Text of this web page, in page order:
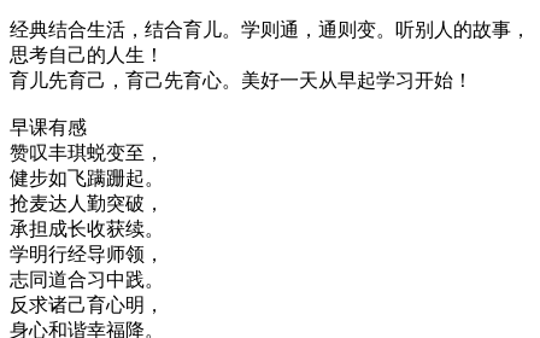
经典结合生活，结合育儿。学则通，通则变。听别人的故事，
思考自己的人生！
育儿先育己，育己先育心。美好一天从早起学习开始！
早课有感
赞叹丰琪蜕变至，
健步如飞蹒跚起。
抢麦达人勤突破，
承担成长收获续。
学明行经导师领，
志同道合习中践。
反求诸己育心明，
身心和谐幸福降。